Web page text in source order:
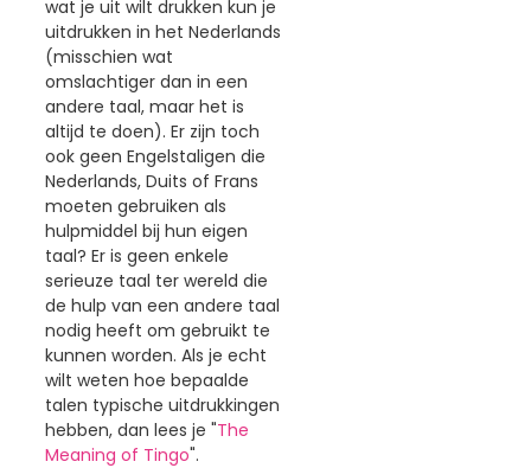
wat je uit wilt drukken kun je
uitdrukken in het Nederlands
(misschien wat
omslachtiger dan in een
andere taal, maar het is
altijd te doen). Er zijn toch
ook geen Engelstaligen die
Nederlands, Duits of Frans
moeten gebruiken als
hulpmiddel bij hun eigen
taal? Er is geen enkele
serieuze taal ter wereld die
de hulp van een andere taal
nodig heeft om gebruikt te
kunnen worden. Als je echt
wilt weten hoe bepaalde
talen typische uitdrukkingen
hebben, dan lees je "The
Meaning of Tingo".